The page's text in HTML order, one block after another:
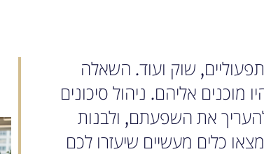
שוק ועוד. השאלה
מוכנים אליהם. ניהול סיכונים
את השפעתם, ולבנות
כלים מעשיים שיעזרו לכם